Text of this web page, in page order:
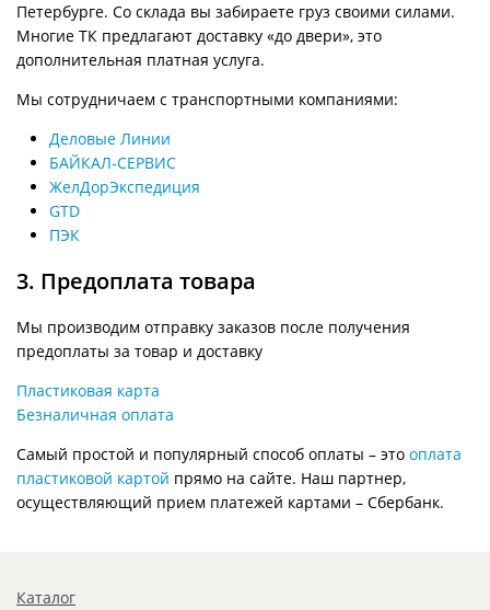
Петербурге. Со склада вы забираете груз своими силами.
Многие ТК предлагают доставку «до двери», это
дополнительная платная услуга.
Мы сотрудничаем с транспортными компаниями:
Деловые Линии
БАЙКАЛ-СЕРВИС
ЖелДорЭкспедиция
GTD
ПЭК
3. Предоплата товара
Мы производим отправку заказов после получения
предоплаты за товар и доставку
Пластиковая карта
Безналичная оплата
Самый простой и популярный способ оплаты – это оплата
пластиковой картой прямо на сайте. Наш партнер,
осуществляющий прием платежей картами – Сбербанк.
Каталог